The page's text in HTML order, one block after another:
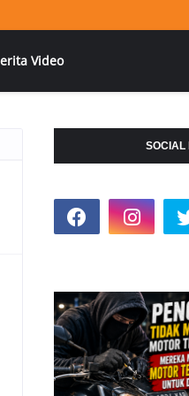
Video
SOCIAL